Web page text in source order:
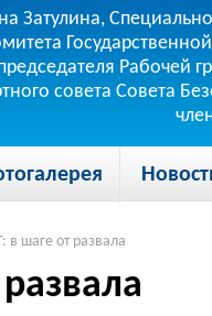
Затулина,
совета Совета
в шаге от развала